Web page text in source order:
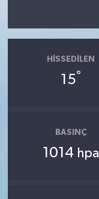
HISSEDILEN
15°
BASINÇ
1014 hpa